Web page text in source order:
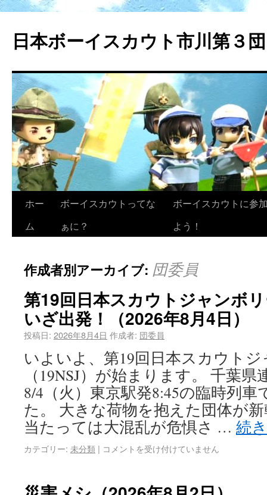
日本ボーイスカウト市川第３団
ホー
ム
ボーイスカウトってな
ぁに？
ボーイスカウトに参
よう！
作成者別アーカイブ: 団委員
第19回日本スカウトジャンボ
いざ出発！（2026年8月4日）
投稿日: 2026年8月4日 作成者: 団委員
いよいよ、第19回日本スカウト
（19NSJ）が始まります。 千葉
8/4（火）東京駅発8:45の臨時列
た。 大きな荷物を抱えた団体が
当たっては大混乱が危惧さ … 続
カテゴリー: 未分類 | コメントを受け付けていません